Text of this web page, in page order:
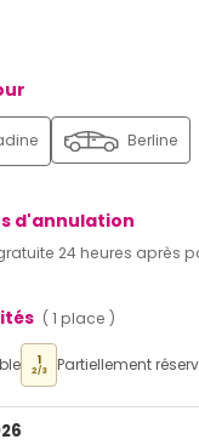
Berline
d'annulation
24 heures après
( 1 place )
1
2/3 Partiellement